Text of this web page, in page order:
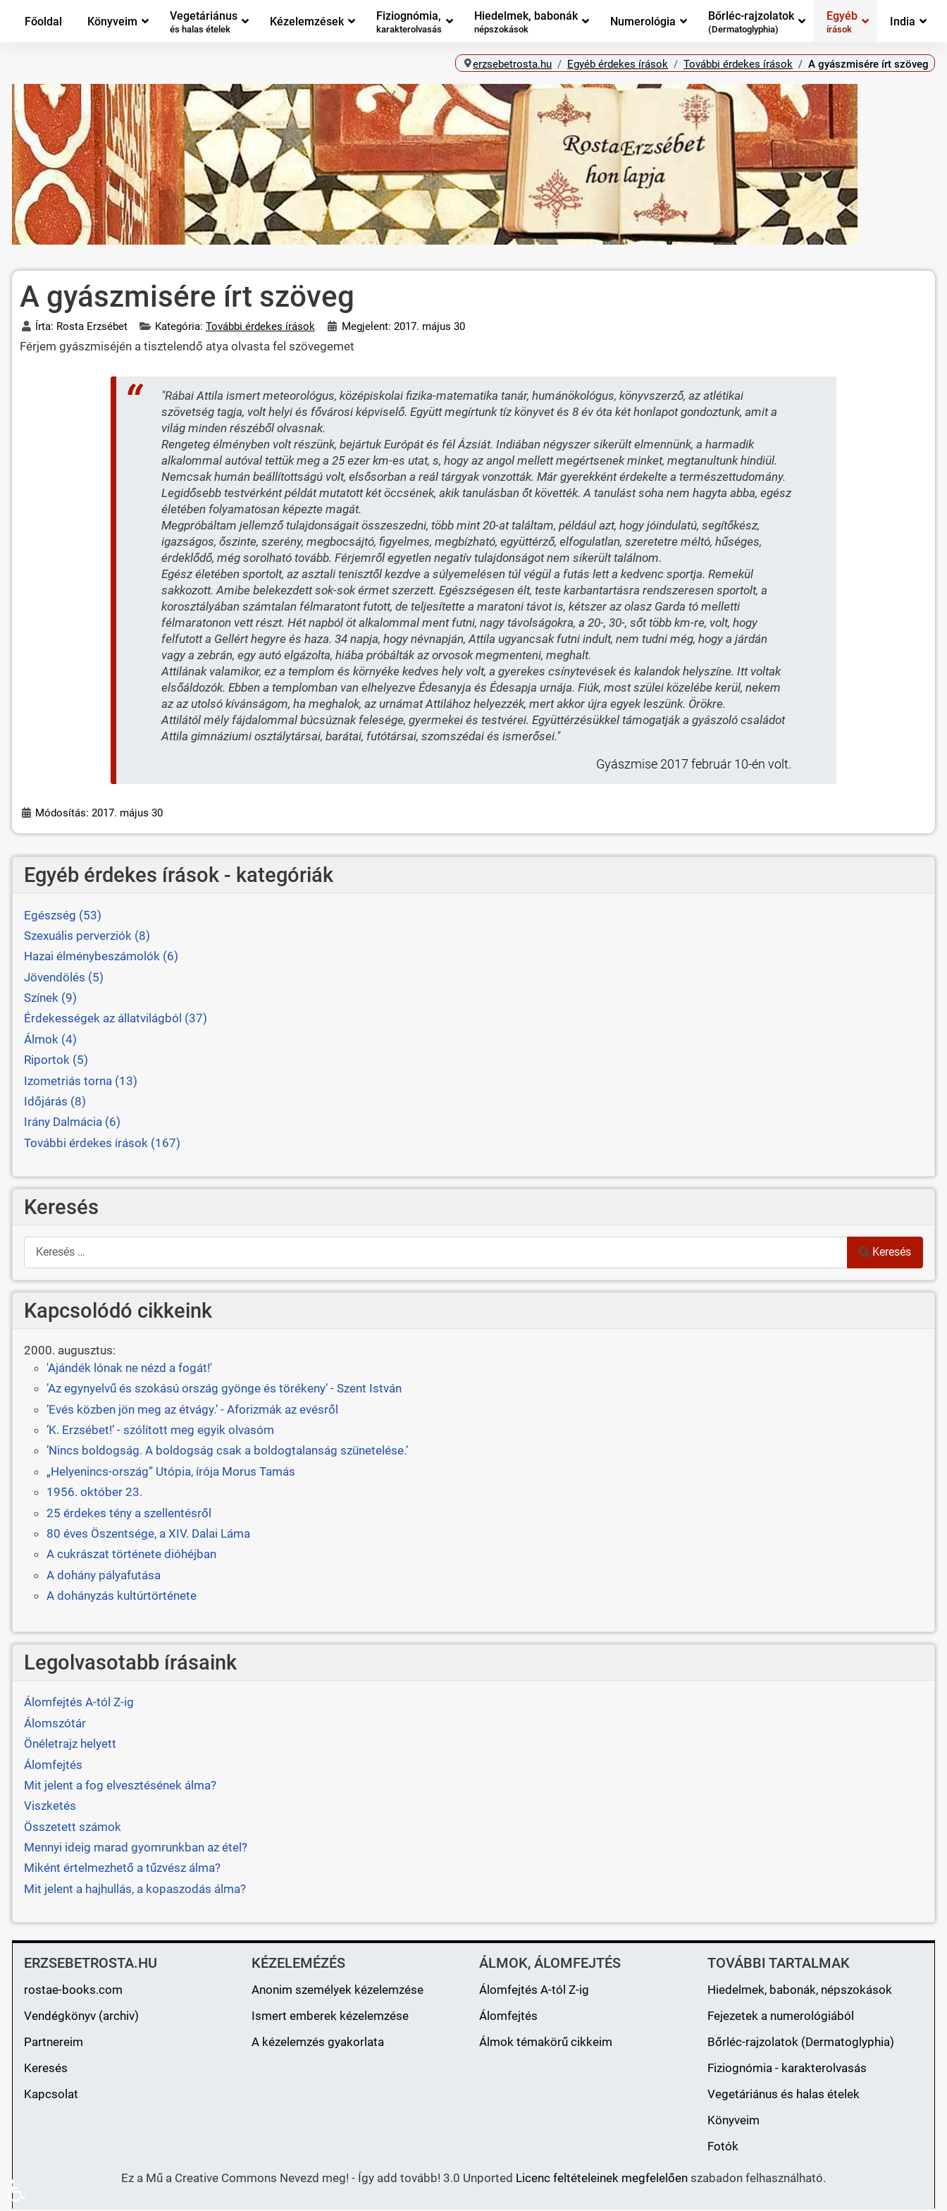
Főoldal Könyveim Vegetáriánus
és halas ételek
Kézelemzések Fiziognómia,
karakterolvasás
Hiedelmek, babonák
népszokások
Numerológia Bőrléc-rajzolatok
(Dermatoglyphia)
Egyéb
írások
India
erzsebetrosta.hu Egyéb érdekes írások További érdekes írások A gyászmisére írt szöveg
A gyászmisére írt szöveg
Írta: Rosta Erzsébet Kategória: További érdekes írások Megjelent: 2017. május 30
Férjem gyászmiséjén a tisztelendő atya olvasta fel szövegemet
"Rábai Attila ismert meteorológus, középiskolai fizika-matematika tanár, humánökológus, könyvszerző, az atlétikai
szövetség tagja, volt helyi és fővárosi képviselő. Együtt megírtunk tíz könyvet és 8 év óta két honlapot gondoztunk, amit a
világ minden részéből olvasnak.
Rengeteg élményben volt részünk, bejártuk Európát és fél Ázsiát. Indiában négyszer sikerült elmennünk, a harmadik
alkalommal autóval tettük meg a 25 ezer km-es utat, s, hogy az angol mellett megértsenek minket, megtanultunk hindiül.
Nemcsak humán beállítottságú volt, elsősorban a reál tárgyak vonzották. Már gyerekként érdekelte a természettudomány.
Legidősebb testvérként példát mutatott két öccsének, akik tanulásban őt követték. A tanulást soha nem hagyta abba, egész
életében folyamatosan képezte magát.
Megpróbáltam jellemző tulajdonságait összeszedni, több mint 20-at találtam, például azt, hogy jóindulatú, segítőkész,
igazságos, őszinte, szerény, megbocsájtó, figyelmes, megbízható, együttérző, elfogulatlan, szeretetre méltó, hűséges,
érdeklődő, még sorolható tovább. Férjemről egyetlen negatív tulajdonságot nem sikerült találnom.
Egész életében sportolt, az asztali tenisztől kezdve a súlyemelésen túl végül a futás lett a kedvenc sportja. Remekül
sakkozott. Amibe belekezdett sok-sok érmet szerzett. Egészségesen élt, teste karbantartásra rendszeresen sportolt, a
korosztályában számtalan félmaratont futott, de teljesítette a maratoni távot is, kétszer az olasz Garda tó melletti
félmaratonon vett részt. Hét napból öt alkalommal ment futni, nagy távolságokra, a 20-, 30-, sőt több km-re, volt, hogy
felfutott a Gellért hegyre és haza. 34 napja, hogy névnapján, Attila ugyancsak futni indult, nem tudni még, hogy a járdán
vagy a zebrán, egy autó elgázolta, hiába próbálták az orvosok megmenteni, meghalt.
Attilának valamikor, ez a templom és környéke kedves hely volt, a gyerekes csínytevések és kalandok helyszíne. Itt voltak
elsőáldozók. Ebben a templomban van elhelyezve Édesanyja és Édesapja urnája. Fiúk, most szülei közelébe kerül, nekem
az az utolsó kívánságom, ha meghalok, az urnámat Attilához helyezzék, mert akkor újra egyek leszünk. Örökre.
Attilától mély fájdalommal búcsúznak felesége, gyermekei és testvérei. Együttérzésükkel támogatják a gyászoló családot
Attila gimnáziumi osztálytársai, barátai, futótársai, szomszédai és ismerősei."
Gyászmise 2017 február 10-én volt.
Módosítás: 2017. május 30
Egyéb érdekes írások - kategóriák
Egészség (53)
Szexuális perverziók (8)
Hazai élménybeszámolók (6)
Jövendölés (5)
Színek (9)
Érdekességek az állatvilágból (37)
Álmok (4)
Riportok (5)
Izometriás torna (13)
Időjárás (8)
Irány Dalmácia (6)
További érdekes írások (167)
Keresés
Keresés
Keresés
Kapcsolódó cikkeink
2000. augusztus:
'Ajándék lónak ne nézd a fogát!'
’Az egynyelvű és szokású ország gyönge és törékeny’ - Szent István
’Evés közben jön meg az étvágy.’ - Aforizmák az evésről
’K. Erzsébet!’ - szólított meg egyik olvasóm
’Nincs boldogság. A boldogság csak a boldogtalanság szünetelése.’
„Helyenincs-ország” Utópia, írója Morus Tamás
1956. október 23.
25 érdekes tény a szellentésről
80 éves Öszentsége, a XIV. Dalai Láma
A cukrászat története dióhéjban
A dohány pályafutása
A dohányzás kultúrtörténete
Legolvasotabb írásaink
Álomfejtés A-tól Z-ig
Álomszótár
Önéletrajz helyett
Álomfejtés
Mit jelent a fog elvesztésének álma?
Viszketés
Összetett számok
Mennyi ideig marad gyomrunkban az étel?
Miként értelmezhető a tűzvész álma?
Mit jelent a hajhullás, a kopaszodás álma?
ERZSEBETROSTA.HU
rostae-books.com
Vendégkönyv (archiv)
Partnereim
Keresés
Kapcsolat
KÉZELEMÉZÉS
Anonim személyek kézelemzése
Ismert emberek kézelemzése
A kézelemzés gyakorlata
ÁLMOK, ÁLOMFEJTÉS
Álomfejtés A-tól Z-ig
Álomfejtés
Álmok témakörű cikkeim
TOVÁBBI TARTALMAK
Hiedelmek, babonák, népszokások
Fejezetek a numerológiából
Bőrléc-rajzolatok (Dermatoglyphia)
Fiziognómia - karakterolvasás
Vegetáriánus és halas ételek
Könyveim
Fotók
Ez a Mű a Creative Commons Nevezd meg! - Így add tovább! 3.0 Unported Licenc feltételeinek megfelelően szabadon felhasználható.